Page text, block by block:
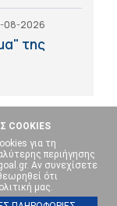
COOKIES
για τη
περιήγησης
Αν συνεχίσετε
ότι
μας.
08-2026
της